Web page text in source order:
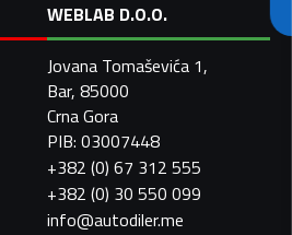
WEBLAB D.O.O.
Jovana Tomaševića 1,
Bar, 85000
Crna Gora
PIB: 03007448
+382 (0) 67 312 555
+382 (0) 30 550 099
info@autodiler.me